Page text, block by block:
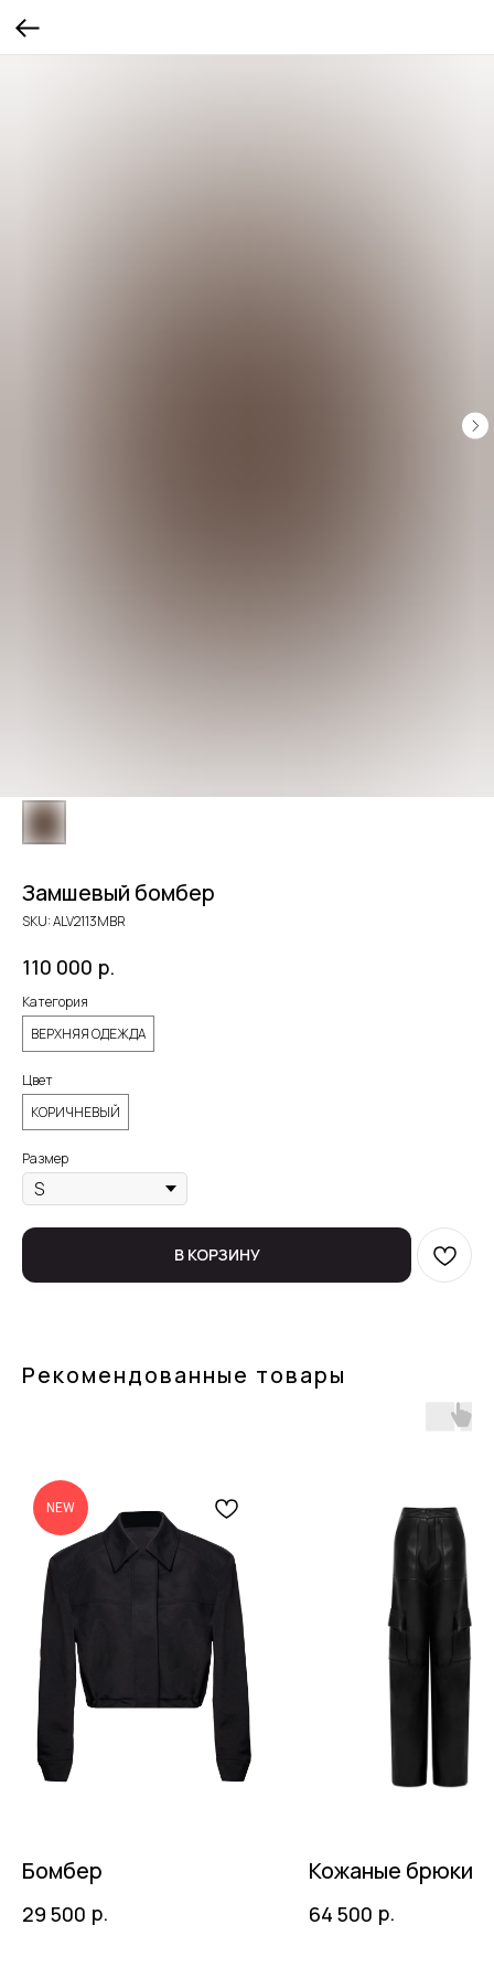
Замшевый бомбер
SKU:ALV2113MBR
110 000 р.
Категория
ВЕРХНЯЯ ОДЕЖДА
Цвет
КОРИЧНЕВЫЙ
Размер
В КОРЗИНУ
Рекомендованные товары
NEW
Бомбер
29 500 р.
Кожаные брюки
64 500 р.